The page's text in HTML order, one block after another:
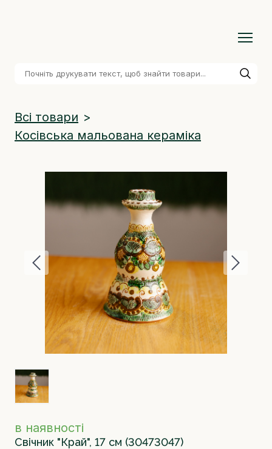
Всі товари
Косівська мальована кераміка
в наявності
Свічник "Край", 17 см (30473047)